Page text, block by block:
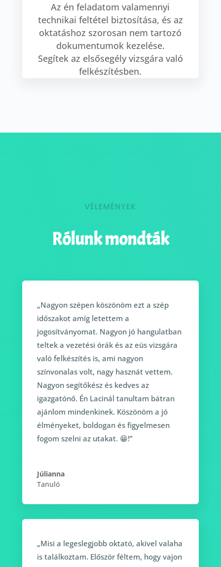
Az én feladatom valamennyi
technikai feltétel biztosítása, és az
oktatáshoz szorosan nem tartozó
dokumentumok kezelése.
Segítek az elsősegély vizsgára való
felkészítésben.
VÉLEMÉNYEK
Rólunk mondták
„Nagyon szépen köszönöm ezt a szép
időszakot amíg letettem a
jogosítványomat. Nagyon jó hangulatban
teltek a vezetési órák és az eüs vizsgára
való felkészítés is, ami nagyon
színvonalas volt, nagy hasznát vettem.
Nagyon segítőkész és kedves az
igazgatónő. Én Lacinál tanultam bátran
ajánlom mindenkinek. Köszönöm a jó
élményeket, boldogan és figyelmesen
fogom szelni az utakat. 😁!”
Júlianna
Tanuló
„Misi a legeslegjobb oktató, akivel valaha
is találkoztam. Először féltem, hogy vajon